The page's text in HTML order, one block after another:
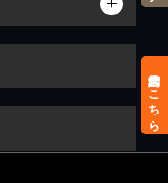
来店予約はこちら